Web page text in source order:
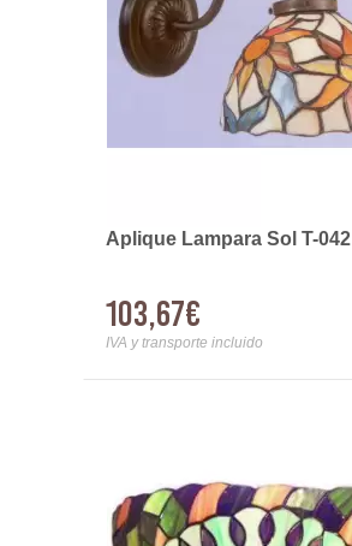
Aplique Lampara Sol T-042
103,67€
IVA y transporte incluido